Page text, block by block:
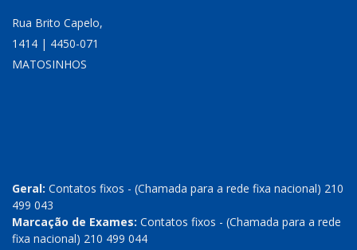
Rua Brito Capelo,
1414 | 4450-071
MATOSINHOS
Geral: Contatos fixos - (Chamada para a rede fixa nacional) 210
499 043
Marcação de Exames: Contatos fixos - (Chamada para a rede
fixa nacional) 210 499 044